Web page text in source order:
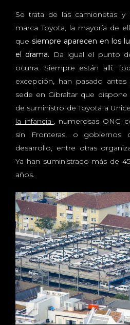
Se trata de las camionetas
marca Toyota, la mayoría de
que siempre aparecen en los
el drama. Da igual el punto
ocurra. Siempre están allí.
excepción, han pasado
sede en Gibraltar que
de suministro de Toyota a
la infancia-, numerosas ONG
sin Fronteras, o gobiernos
desarrollo, entre otras
Ya han suministrado más de
años.